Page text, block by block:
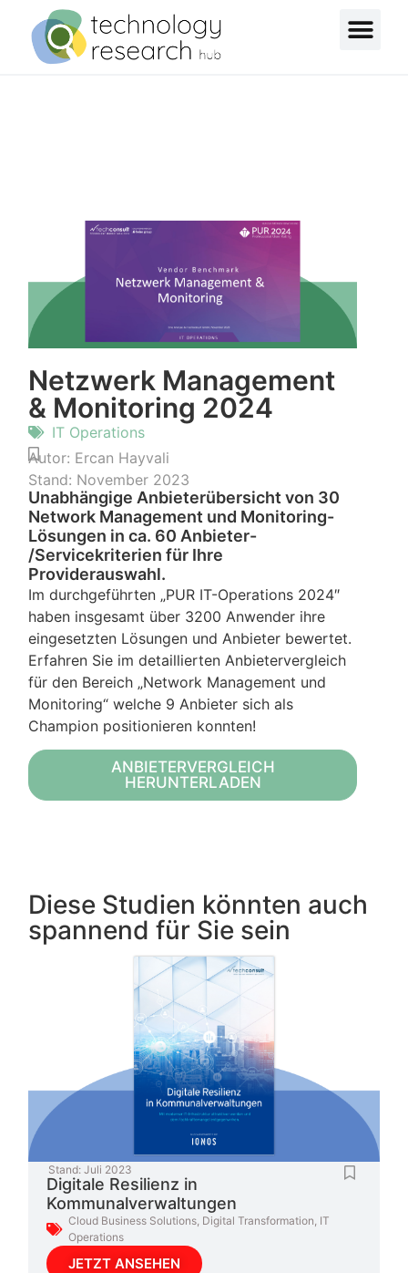
Netzwerk Management
& Monitoring 2024
IT Operations
Autor: Ercan Hayvali
Stand: November 2023
Unabhängige Anbieterübersicht von 30
Network Management und Monitoring-
Lösungen in ca. 60 Anbieter-
/Servicekriterien für Ihre
Providerauswahl.
Im durchgeführten „PUR IT-Operations 2024″
haben insgesamt über 3200 Anwender ihre
eingesetzten Lösungen und Anbieter bewertet.
Erfahren Sie im detaillierten Anbietervergleich
für den Bereich „Network Management und
Monitoring“ welche 9 Anbieter sich als
Champion positionieren konnten!
ANBIETERVERGLEICH
HERUNTERLADEN
Diese Studien könnten auch
spannend für Sie sein
Stand: Juli 2023
Digitale Resilienz in
Kommunalverwaltungen
Cloud Business Solutions Digital Transformation IT
Operations
JETZT ANSEHEN